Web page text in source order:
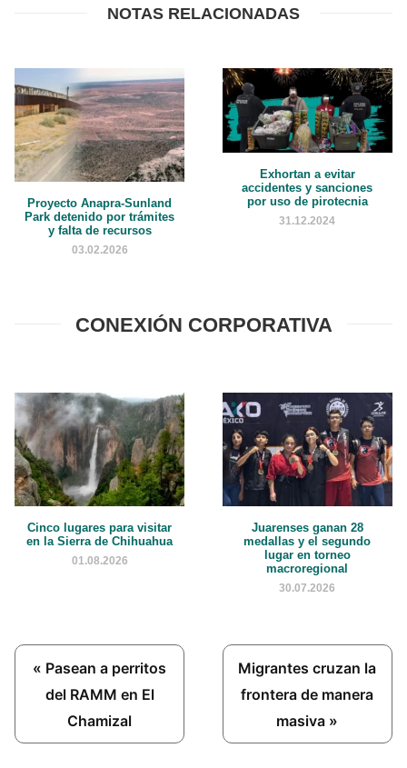
NOTAS RELACIONADAS
Proyecto Anapra-Sunland
Park detenido por trámites
y falta de recursos
03.02.2026
Exhortan a evitar
accidentes y sanciones
por uso de pirotecnia
31.12.2024
CONEXIÓN CORPORATIVA
Cinco lugares para visitar
en la Sierra de Chihuahua
01.08.2026
Juarenses ganan 28
medallas y el segundo
lugar en torneo
macroregional
30.07.2026
Previous
Post:
« Pasean a perritos
del RAMM en El
Chamizal
Next
Post:
Migrantes cruzan la
frontera de manera
masiva »